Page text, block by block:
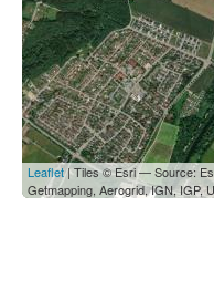
Leaflet| Tiles © Esri — Source:
Getmapping, Aerogrid, IGN, IGP,